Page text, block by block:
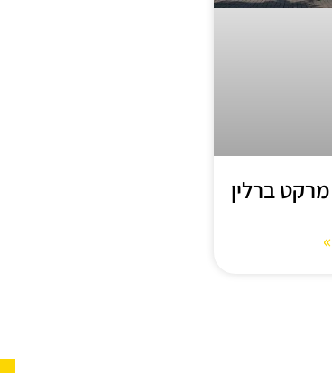
ברלין